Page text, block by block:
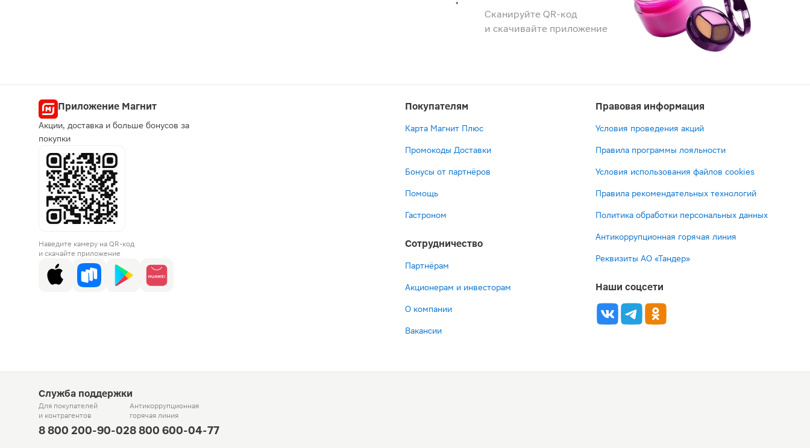
Сканируйте QR-код
и скачивайте приложение
Приложение Магнит
Акции, доставка и больше бонусов за
покупки
Наведите камеру на QR-код
и скачайте приложение
Покупателям
Карта Магнит Плюс
Промокоды Доставки
Бонусы от партнёров
Помощь
Гастроном
Сотрудничество
Партнёрам
Акционерам и инвесторам
О компании
Вакансии
Правовая информация
Условия проведения акций
Правила программы лояльности
Условия использования файлов cookies
Правила рекомендательных технологий
Политика обработки персональных данных
Антикоррупционная горячая линия
Реквизиты АО «Тандер»
Наши соцсети
Служба поддержки
Для покупателей
и контрагентов
8 800 200-90-02
Антикоррупционная
горячая линия
8 800 600-04-77